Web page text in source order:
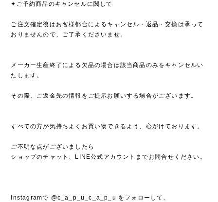
✦ご予約商品のキャンセルに関して
ご注文確定後はお客様都合によるキャンセル・返品・交換は承って
おりませんので、ご了承くださいませ。
メーカー生産終了による欠品の場合は該当商品のみをキャンセルい
たします。
その際、ご返金先の情報をご提示お願いする場合がございます。
すべての方が気持ちよくお買い物できるよう、心がけております。
ご不明な点がございましたら
ショップのチャット、LINE公式アカウントまでお問合せください。
instagramで @c_a_p_u_c_a_p_u をフォローして、